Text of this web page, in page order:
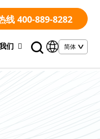
线 400-889-8282
们